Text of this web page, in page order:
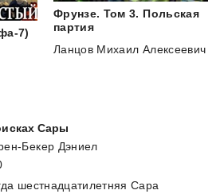
7)
Фрунзе. Том 3. Польская
партия
Ланцов Михаил Алексеевич
Сары
Бекер Дэниел
шестнадцатилетняя Сара